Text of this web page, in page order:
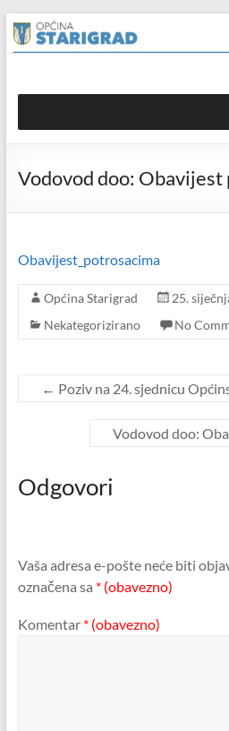
content
Skip
to
content
Općina
Starigrad
mrežna
Vodovod doo:
Obavijest_potrosacima
Općina Starigrad
25.
Nekategorizirano
No
← Poziv na 24. sjednicu
Vodovod doo:
Odgovori
Vaša adresa e-pošte neće biti
označena sa * (obavezno)
Komentar * (obavezno)